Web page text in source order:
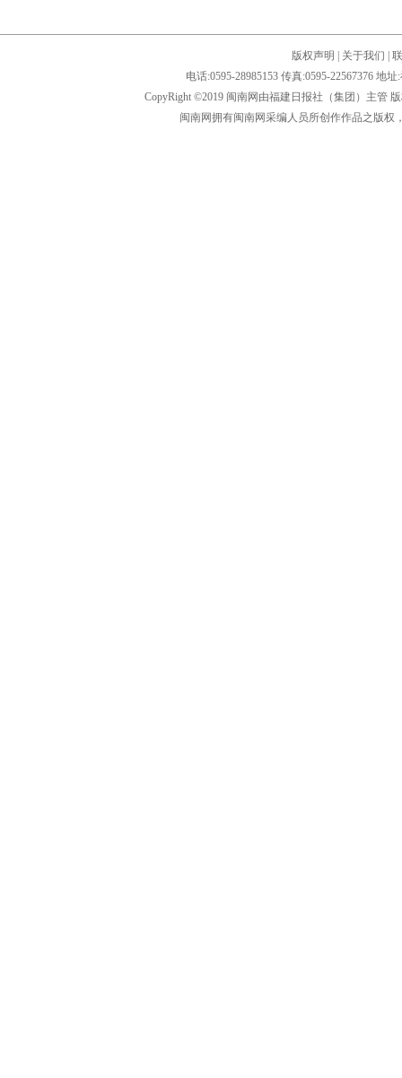
版权声明 关于我们
电话:0595-28985153 传真:0595-22567376 地
CopyRight ©2019 闽南网由福建日报社（集团）主管
闽南网拥有闽南网采编人员所创作作品之版